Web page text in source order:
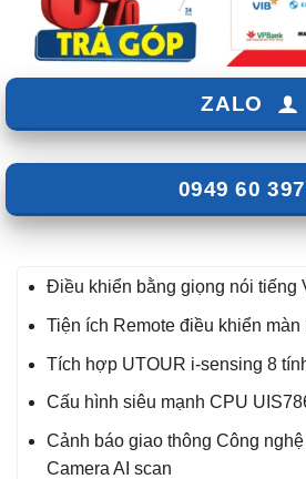
ZALO
0949 60
Điều khiển bằng giọng nói tiếng
Tiện ích Remote điều khiển màn
Tích hợp UTOUR i-sensing 8
Cấu hình siêu mạnh CPU
Cảnh báo giao thông Công
Camera AI scan